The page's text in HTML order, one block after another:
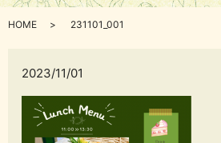
HOME 231101_001
2023/11/01